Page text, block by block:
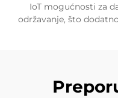
IoT mogućnosti za
održavanje, što